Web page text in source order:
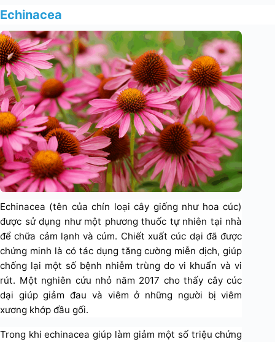
Echinacea
Echinacea (tên của chín loại cây giống như hoa cúc)
được sử dụng như một phương thuốc tự nhiên tại nhà
để chữa cảm lạnh và cúm. Chiết xuất cúc dại đã được
chứng minh là có tác dụng tăng cường miễn dịch, giúp
chống lại một số bệnh nhiễm trùng do vi khuẩn và vi
rút. Một nghiên cứu nhỏ năm 2017 cho thấy cây cúc
dại giúp giảm đau và viêm ở những người bị viêm
xương khớp đầu gối.
Trong khi echinacea giúp làm giảm một số triệu chứng